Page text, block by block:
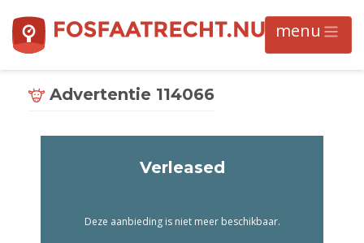
Advertentie 114066
Verleased
Deze aanbieding is niet meer beschikbaar.